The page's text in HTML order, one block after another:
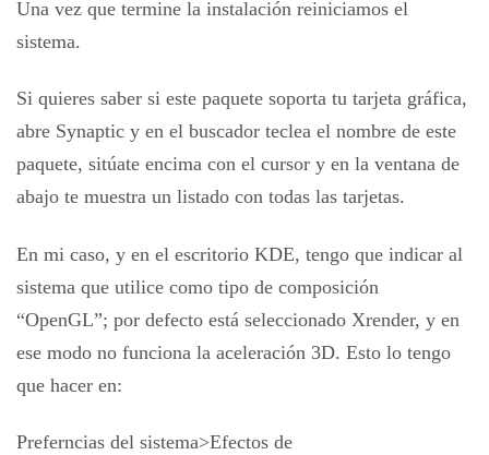
Una vez que termine la instalación reiniciamos el
sistema.
Si quieres saber si este paquete soporta tu tarjeta gráfica,
abre Synaptic y en el buscador teclea el nombre de este
paquete, sitúate encima con el cursor y en la ventana de
abajo te muestra un listado con todas las tarjetas.
En mi caso, y en el escritorio KDE, tengo que indicar al
sistema que utilice como tipo de composición
“OpenGL”; por defecto está seleccionado Xrender, y en
ese modo no funciona la aceleración 3D. Esto lo tengo
que hacer en:
Preferncias del sistema>Efectos de